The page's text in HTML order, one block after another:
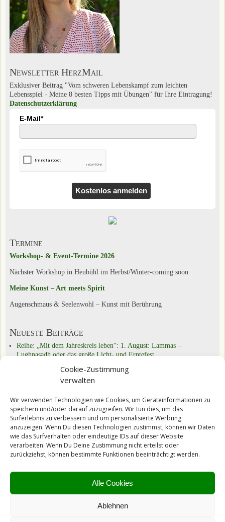
Cookie-Zustimmung
verwalten
Wir verwenden Technologien wie Cookies, um Geräteinformationen zu
speichern und/oder darauf zuzugreifen. Wir tun dies, um das
Surferlebnis zu verbessern und um personalisierte Werbung
anzuzeigen. Wenn Du diesen Technologien zustimmst, können wir Daten
wie das Surfverhalten oder eindeutige IDs auf dieser Website
verarbeiten. Wenn Du Deine Zustimmung nicht erteilst oder
zurückziehst, können bestimmte Funktionen beeinträchtigt werden.
Alle Cookies
Ablehnen
Newsletter HerzMail
Exklusiver Beitrag "Vom schweren Lebenskampf zum leichten
Lebensspiel - Meine 8 besten Tipps mit Übungen" für Ihre Eintragung!
Datenschutzerklärung
E-Mail*
Kostenlos anmelden
Termine
Workshop- & Event-Termine 2026
Nächster Workshop in Heubühl im Herbst/Winter-coming soon
Meine Kunst – Art meets Spirit
Augenschmaus & Seelenwohl – Kunst mit Berührung
Neueste Beiträge
Reihe: „Mit dem Jahreskreis leben“: 1. August: Lammas –
Lughnasadh oder das große Licht- und Erntefest
alte Bräuche weiter leben
Reihe „Mit dem Jahreskreis leben“: Beltane: Walpurgisnacht, Feuer-,
Kategorien
Das Tun & Üben(22)
Reihe „Übungen und Experimente für die ganze Familie“
Inspirationen(9)
Mein Tagebuch(30)
Schon entdeckt?(29)
Videoreihe „Glück & Erfolg“(7)